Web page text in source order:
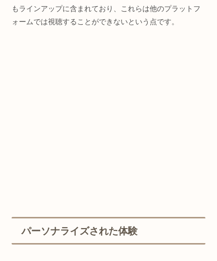
もラインアップに含まれており、これらは他のプラットフ
ォームでは視聴することができないという点です。
パーソナライズされた体験